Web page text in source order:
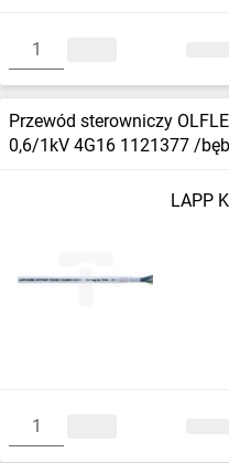
Przewód sterowniczy
0,6/1kV 4G16 1121377 /
LAPP